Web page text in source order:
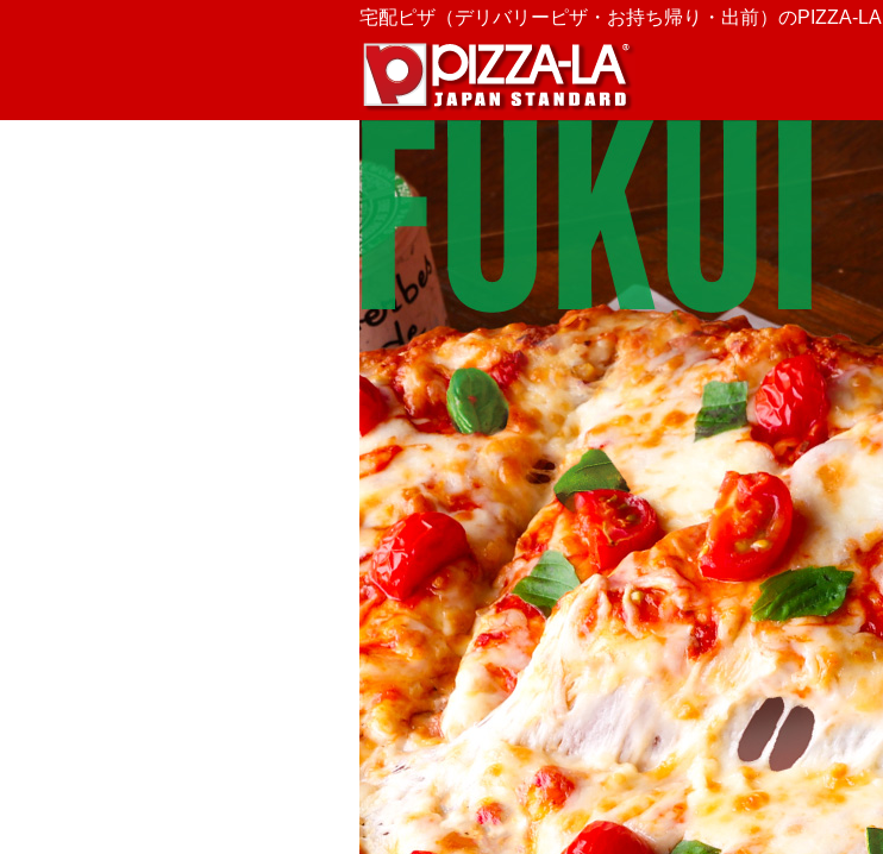
宅配ピザ（デリバリーピザ・お持ち帰り・出前）のPIZZA-LA